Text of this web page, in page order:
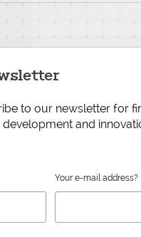
to our newsletter for
and
Your e-mail address?